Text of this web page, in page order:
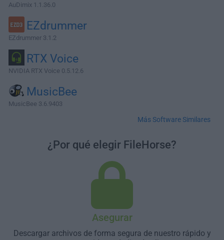
AuDimix 1.1.36.0
EZdrummer
EZdrummer 3.1.2
RTX Voice
NVIDIA RTX Voice 0.5.12.6
MusicBee
MusicBee 3.6.9403
Más Software Similares
¿Por qué elegir FileHorse?
Asegurar
Descargar archivos de forma segura de nuestro rápido y